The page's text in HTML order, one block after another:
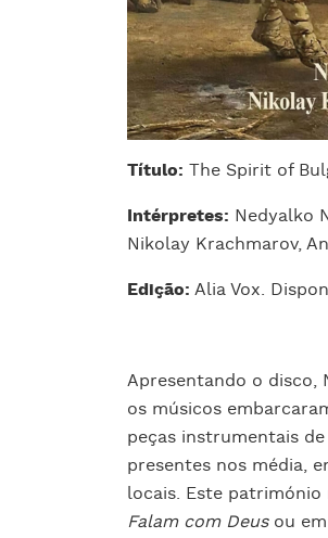
Título: The Spirit of
Intérpretes: Nedyalko
Nikolay Krachmarov,
Edição: Alia Vox.
Apresentando o disco,
os músicos
peças instrumentais
presentes nos média,
locais. Este
Falam com Deusou em